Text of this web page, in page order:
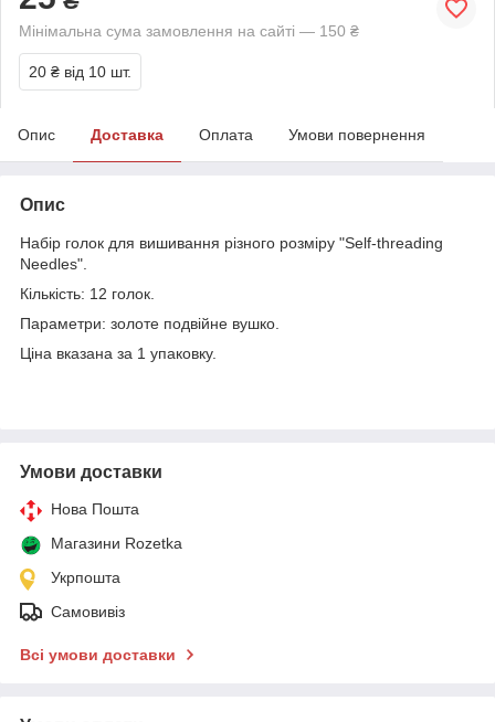
Мінімальна сума замовлення на сайті — 150 ₴
20 ₴ від 10 шт.
Опис Доставка Оплата Умови повернення
Опис
Набір голок для вишивання різного розміру "Self-threading
Needles".
Кількість: 12 голок.
Параметри: золоте подвійне вушко.
Ціна вказана за 1 упаковку.
Умови доставки
Нова Пошта
Магазини Rozetka
Укрпошта
Самовивіз
Всі умови доставки